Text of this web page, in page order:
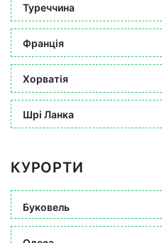
Туреччина
Франція
Хорватія
Шрі Ланка
КУРОРТИ
Буковель